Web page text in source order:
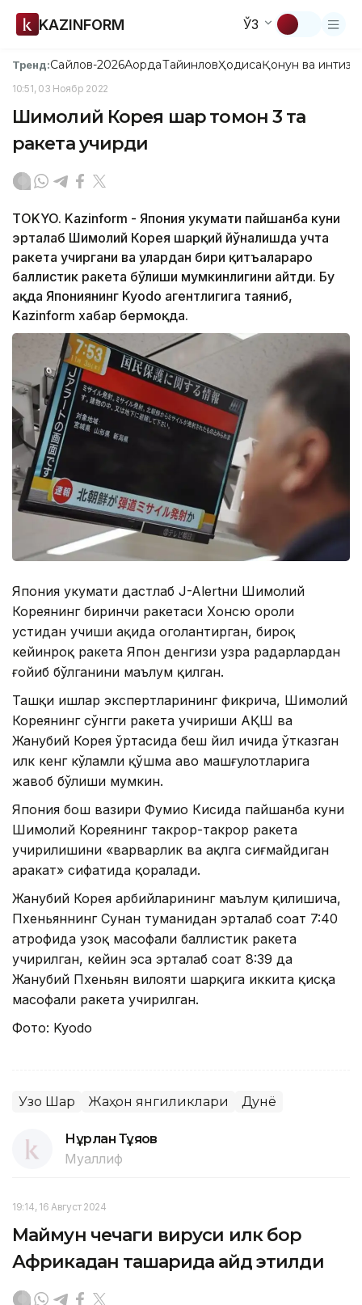
KAZINFORM ЎЗ
Тренд:Сайлов-2026АқордаТайинловҲодисаҚонун ва
10:51, 03 Ноябр 2022
Шимолий Корея шарқ томон 3 та
ракета учирди
TOKYO. Kazinform - Япония ҳукумати пайшанба куни
эрталаб Шимолий Корея шарқий йўналишда учта
ракета учиргани ва улардан бири қитъалараро
баллистик ракета бўлиши мумкинлигини айтди. Бу
ҳақда Япониянинг Kyodo агентлигига таяниб,
Kazinform хабар бермоқда.
Япония ҳукумати дастлаб J-Alertни Шимолий
Кореянинг биринчи ракетаси Хонсю ороли
устидан учиши ҳақида огоҳлантирган, бироқ
кейинроқ ракета Япон денгизи узра радарлардан
ғойиб бўлганини маълум қилган.
Ташқи ишлар экспертларининг фикрича, Шимолий
Кореянинг сўнгги ракета учириши АҚШ ва
Жанубий Корея ўртасида беш йил ичида ўтказган
илк кенг кўламли қўшма ҳаво машғулотларига
жавоб бўлиши мумкин.
Япония бош вазири Фумио Кисида пайшанба куни
Шимолий Кореянинг такрор-такрор ракета
учирилишини «варварлик ва ақлга сиғмайдиган
ҳаракат» сифатида қоралади.
Жанубий Корея ҳарбийларининг маълум қилишича,
Пхеньяннинг Сунан туманидан эрталаб соат 7:40
атрофида узоқ масофали баллистик ракета
учирилган, кейин эса эрталаб соат 8:39 да
Жанубий Пхеньян вилояти шарқига иккита қисқа
масофали ракета учирилган.
Фото: Kyodo
Узоқ Шарқ Жаҳон янгиликлари Дунё
Нұрлан Тұяқов
Муаллиф
19:14, 16 Август 2024
Маймун чечаги вируси илк бор
Африкадан ташқарида қайд этилди